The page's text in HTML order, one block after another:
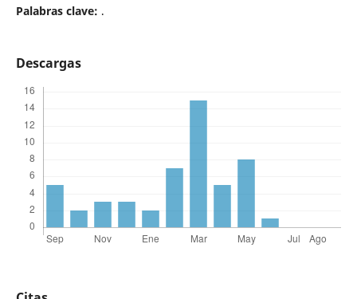
Palabras clave: .
Descargas